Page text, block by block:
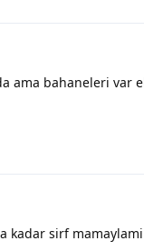
ama bahaneleri var
kadar sirf